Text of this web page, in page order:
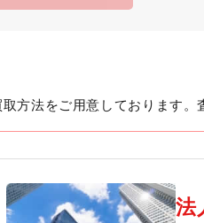
方法をご用意しております。
法